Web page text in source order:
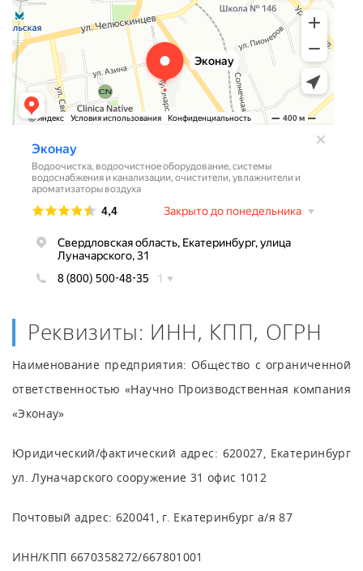
Реквизиты: ИНН, КПП, ОГРН
Наименование предприятия: Общество с ограниченной
ответственностью «Научно Производственная компания
«Эконау»
Юридический/фактический адрес: 620027, Екатеринбург
ул. Луначарского сооружение 31 офис 1012
Почтовый адрес: 620041, г. Екатеринбург а/я 87
ИНН/КПП 6670358272/667801001